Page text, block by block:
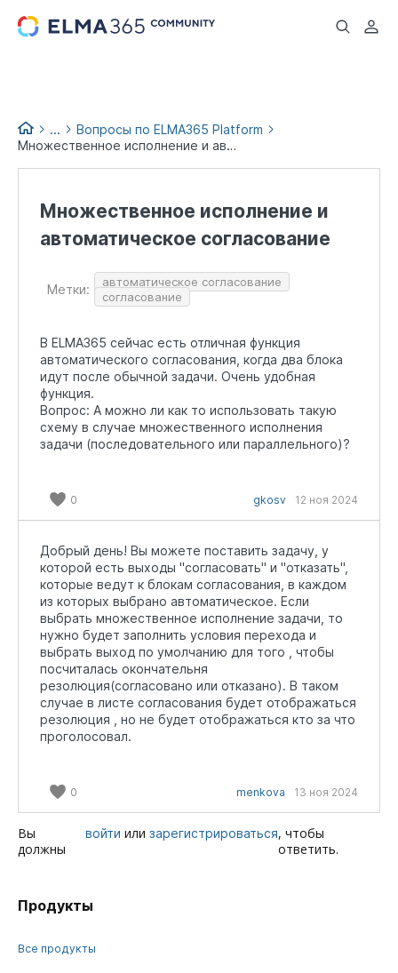
...
...
Вопросы по ELMA365 Platform
Множественное исполнение и автоматическое согласование
Множественное исполнение и
автоматическое согласование
Метки:
автоматическое согласование
согласование
В ELMA365 сейчас есть отличная функция
автоматического согласования, когда два блока
идут после обычной задачи. Очень удобная
функция.
Вопрос: А можно ли как то использовать такую
схему в случае множественного исполнения
задачи (последовательного или параллельного)?
0 gkosv 12 ноя 2024
Добрый день! Вы можете поставить задачу, у
которой есть выходы "согласовать" и "отказать",
которые ведут к блокам согласования, в каждом
из которых выбрано автоматическое. Если
выбрать множественное исполнение задачи, то
нужно будет заполнить условия перехода и
выбрать выход по умолчанию для того , чтобы
посчиталась окончательня
резолюция(согласовано или отказано). В таком
случае в листе согласования будет отображаться
резолюция , но не будет отображаться кто за что
проголосовал.
0 menkova 13 ноя 2024
Вы
должны
войти илизарегистрироваться, чтобы
ответить.
Продукты
Все продукты